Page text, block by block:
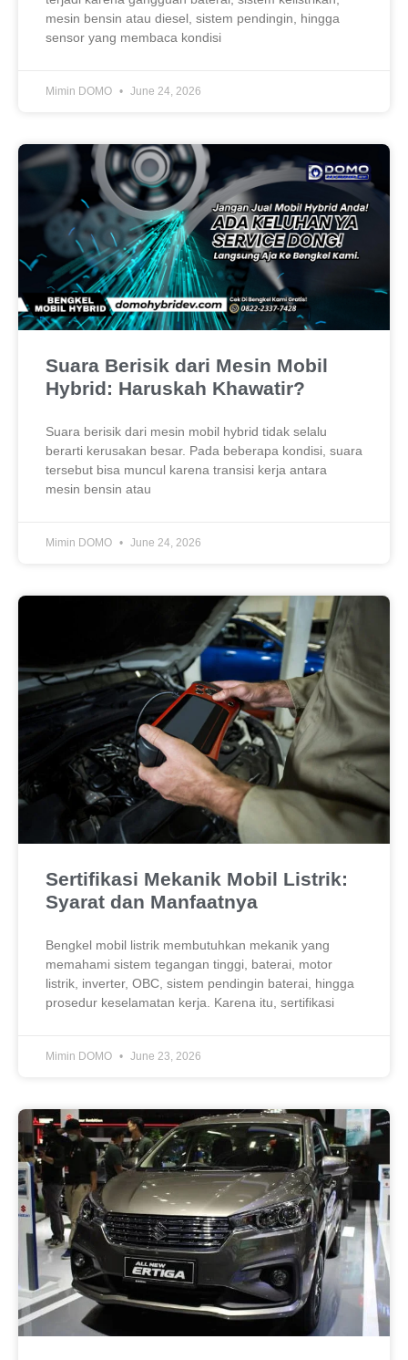
mesin bensin atau diesel, sistem pendingin, hingga
sensor yang membaca kondisi
Mimin DOMO June 24, 2026
Suara Berisik dari Mesin Mobil
Hybrid: Haruskah Khawatir?
Suara berisik dari mesin mobil hybrid tidak selalu
berarti kerusakan besar. Pada beberapa kondisi, suara
tersebut bisa muncul karena transisi kerja antara
mesin bensin atau
Mimin DOMO June 24, 2026
Sertifikasi Mekanik Mobil Listrik:
Syarat dan Manfaatnya
Bengkel mobil listrik membutuhkan mekanik yang
memahami sistem tegangan tinggi, baterai, motor
listrik, inverter, OBC, sistem pendingin baterai, hingga
prosedur keselamatan kerja. Karena itu, sertifikasi
Mimin DOMO June 23, 2026